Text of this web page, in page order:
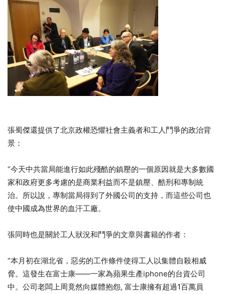
張蜀傑還提供了北京政權恐懼社會主義者和工人鬥爭的政治背
景：
“今天中共當局能進行如此殘酷的鎮壓的一個原因就是大多數國
家和政府更多考慮的是商業利益而不是鎮壓、酷刑和專制統
治。所以說，專制當局得到了外國公司的支持，而這些公司也
使中國成為世界的血汗工廠。
張同時也是關於工人狀況和鬥爭的文章與書籍的作者：
“本月初在湖北省，惡劣的工作條件使得工人以集體自殺相威
脅。這發生在富士康——一家為蘋果生產iphone的台資公司
中。公司老闆上周竟然向媒體抱怨, 富士康擁有超過1百萬員